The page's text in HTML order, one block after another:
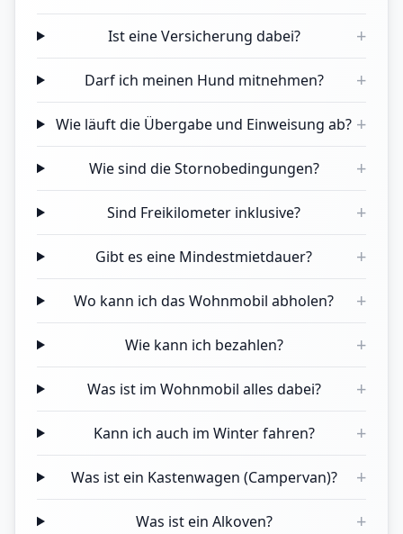
Ist eine Versicherung dabei? +
Darf ich meinen Hund mitnehmen? +
Wie läuft die Übergabe und Einweisung ab? +
Wie sind die Stornobedingungen? +
Sind Freikilometer inklusive? +
Gibt es eine Mindestmietdauer? +
Wo kann ich das Wohnmobil abholen? +
Wie kann ich bezahlen? +
Was ist im Wohnmobil alles dabei? +
Kann ich auch im Winter fahren? +
Was ist ein Kastenwagen (Campervan)? +
Was ist ein Alkoven? +